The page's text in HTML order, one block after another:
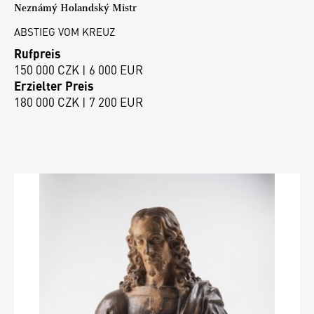
Neznámý Holandský Mistr
ABSTIEG VOM KREUZ
Rufpreis
150 000 CZK | 6 000 EUR
Erzielter Preis
180 000 CZK | 7 200 EUR